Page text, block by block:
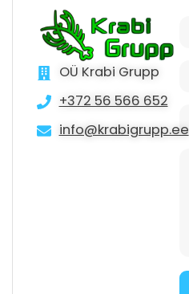
OÜ Krabi Grupp
+372 56 566 652
info@krabigrupp.ee